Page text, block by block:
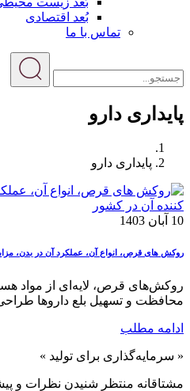
بُعد اقتصادی
تماس با ما
پایداری دارو
پایداری دارو
10 آبان 1403
روکش های قرص، انواع آن، عملکرد آن در بدن،
روکش‌های قرص، لایه‌ای از مواد
محافظت و تسهیل بلع داروها طراحی
ادامه مطلب
« سرمایه‌گذاری برای تولید »
مشتاقانه منتظر شنیدن نظرات و